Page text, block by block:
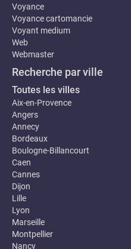
Voyance
Voyance cartomancie
Voyant medium
Web
Webmaster
Recherche par ville
Toutes les villes
Aix-en-Provence
Angers
Annecy
Bordeaux
Boulogne-Billancourt
Caen
Cannes
Dijon
Lille
Lyon
Marseille
Montpellier
Nancy